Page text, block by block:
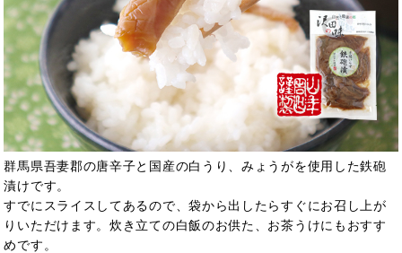
群馬県吾妻郡の唐辛子と国産の白うり、みょうがを使用した鉄砲
漬けです。
すでにスライスしてあるので、袋から出したらすぐにお召し上が
りいただけます。炊き立ての白飯のお供た、お茶うけにもおすす
めです。